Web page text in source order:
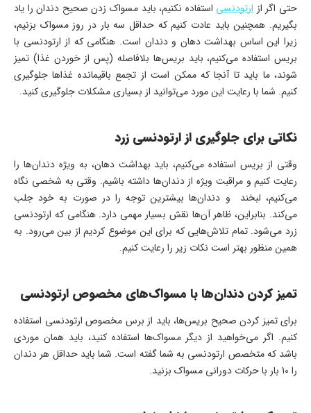
حتی اگر ازارتودنسی استفاده نکنیم، باید مسواک زدن صحیح دندان را یاد
بگیریم. همچنین باید عادت کنیم که حداقل سه بار در روز مسواک بزنیم،
زیرا این اساس بهداشت دهان و دندان است. هنگامی که از ارتودنسی با
بریس استفاده می‌کنیم، باید بریس‌ها بلافاصله (پس از خوردن غذا) تمیز
شوند، ما باید تا آنجا که ممکن است از تجمع باقیمانده غذاها جلوگیری
کنیم. شما با رعایت این مورد می‌توانید از بسیاری مشکلات جلوگیری کنید.
نکاتی برای جلوگیری از ارتودنسی زرد
وقتی از بریس استفاده می‌کنیم، باید بهداشت دهان، به ویژه دندان‌ها را
رعایت کنیم و مراقبت ویژه از دندان‌ها داشته باشیم. وقتی به شخصی نگاه
می‌کنیم، لبخند و دندان‌ها بیشترین توجه را در صورت به خود جلب
می‌کند. بنابراین، ظاهر آن‌ها نقش بسیار مهمی دارد. هنگامی که ارتودنسی
زرد می‌شود. تمام تلاش‌هایی که برای این موضوع کردیم از بین می‌رود. به
همین منظور بهتر است نکات زیر را رعایت کنیم.
تمیز کردن دندان‌ها با مسواک‌های مخصوص ارتودنسی
برای تمیز کردن صحیح بریس‌ها، باید از برس مخصوص ارتودنسی استفاده
کنیم. اگر می‌خواهید از دیگر مسواک‌ها استفاده کنید، باید همان موردی
باشد که متخصص ارتودنسی به شما گفته است. شما باید حداقل هر دندان
را 10 بار با حرکات دورانی مسواک بزنید.